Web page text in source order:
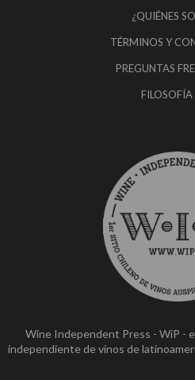
¿QUIÉNES
TÉRMINOS Y
PREGUNTAS
Wine Independent Press - WiP -
independiente de vinos de